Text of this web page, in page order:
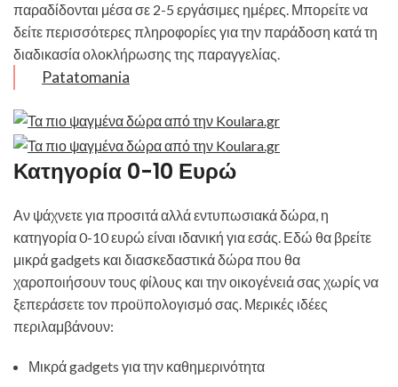
παραδίδονται μέσα σε 2-5 εργάσιμες ημέρες. Μπορείτε να
δείτε περισσότερες πληροφορίες για την παράδοση κατά τη
διαδικασία ολοκλήρωσης της παραγγελίας.
Patatomania
Κατηγορία 0-10 Ευρώ
Αν ψάχνετε για προσιτά αλλά εντυπωσιακά δώρα, η
κατηγορία 0-10 ευρώ είναι ιδανική για εσάς. Εδώ θα βρείτε
μικρά gadgets και διασκεδαστικά δώρα που θα
χαροποιήσουν τους φίλους και την οικογένειά σας χωρίς να
ξεπεράσετε τον προϋπολογισμό σας. Μερικές ιδέες
περιλαμβάνουν:
Μικρά gadgets για την καθημερινότητα